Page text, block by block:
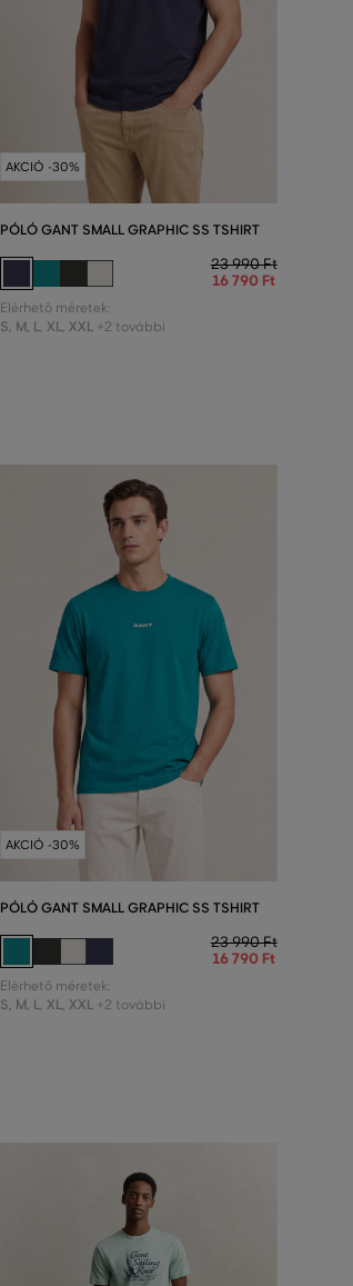
AKCIÓ -30%
PÓLÓ GANT SMALL GRAPHIC SS TSHIRT
23 990 Ft
16 790 Ft
Elérhető méretek:
S, M, L, XL, XXL +2 további
AKCIÓ -30%
PÓLÓ GANT SMALL GRAPHIC SS TSHIRT
23 990 Ft
16 790 Ft
Elérhető méretek:
S, M, L, XL, XXL +2 további